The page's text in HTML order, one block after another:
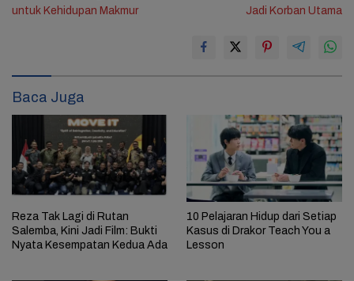
untuk Kehidupan Makmur
Jadi Korban Utama
Baca Juga
Reza Tak Lagi di Rutan
Salemba, Kini Jadi Film: Bukti
Nyata Kesempatan Kedua Ada
10 Pelajaran Hidup dari Setiap
Kasus di Drakor Teach You a
Lesson